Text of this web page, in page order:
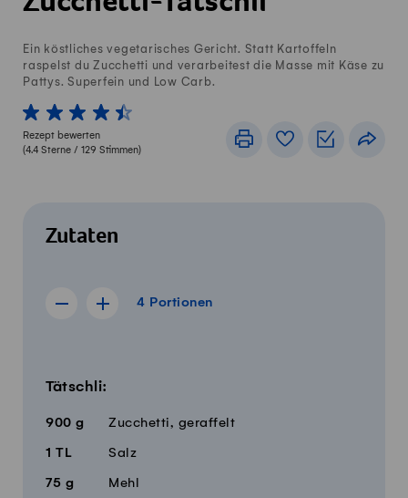
Ein köstliches vegetarisches Gericht. Statt Kartoffeln
raspelst du Zucchetti und verarbeitest die Masse mit Käse zu
Pattys. Superfein und Low Carb.
1 von 5 Sterne
2 von 5 Sterne
3 von 5 Sterne
4 von 5 Sterne
5 von 5 Sterne
Rezept bewerten
(4.4 Sterne / 129 Stimmen)
DruckenRezeptbuch
Zutaten
4 Portionen
Rezept für 3 Portionen anzeigen
Rezept für 5 Portionen anzeigen
4 Portionen
Tätschli:
900 g Zucchetti, geraffelt
1 TL Salz
75 g Mehl